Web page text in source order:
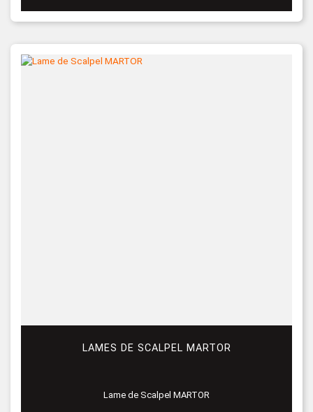
LAMES DE SCALPEL MARTOR
Lame de Scalpel MARTOR